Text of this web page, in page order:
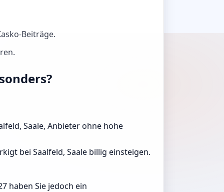
Beiträge.
Saale, Anbieter ohne hohe
bei Saalfeld, Saale billig einsteigen.
haben Sie jedoch ein